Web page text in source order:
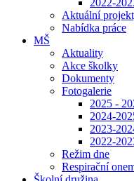
2022-
Aktuální
Nabídka práce
MŠ
Aktuality
Akce školky
Dokumenty
Fotogalerie
2025 -
2024-
2023-
2022-
Režim dne
Respirační